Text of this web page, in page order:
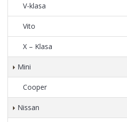
V-klasa
Vito
X – Klasa
Mini
Cooper
Nissan